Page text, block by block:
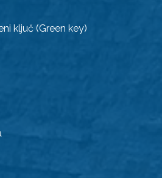
ključ (Green key)